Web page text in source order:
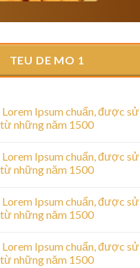
TEU DE MO 1
Ipsum chuẩn, được sử
những năm 1500
Ipsum chuẩn, được sử
những năm 1500
Ipsum chuẩn, được sử
những năm 1500
Ipsum chuẩn, được sử
những năm 1500